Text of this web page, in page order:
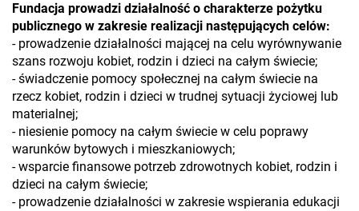
Fundacja prowadzi działalność o charakterze pożytku
publicznego w zakresie realizacji następujących celów:
- prowadzenie działalności mającej na celu wyrównywanie
szans rozwoju kobiet, rodzin i dzieci na całym świecie;
- świadczenie pomocy społecznej na całym świecie na
rzecz kobiet, rodzin i dzieci w trudnej sytuacji życiowej lub
materialnej;
- niesienie pomocy na całym świecie w celu poprawy
warunków bytowych i mieszkaniowych;
- wsparcie finansowe potrzeb zdrowotnych kobiet, rodzin i
dzieci na całym świecie;
- prowadzenie działalności w zakresie wspierania edukacji